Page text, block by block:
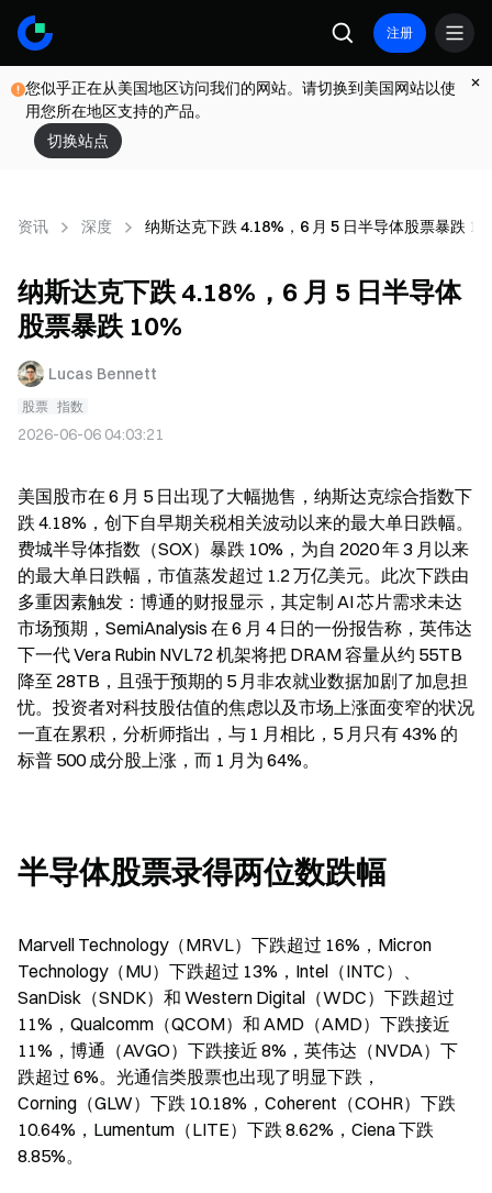
注册
您似乎正在从美国地区访问我们的网站。请切换到美国网站以使
用您所在地区支持的产品。
切换站点
资讯 深度 纳斯达克下跌 4.18%，6 月 5 日半导体股票暴跌
纳斯达克下跌 4.18%，6 月 5 日半导体
股票暴跌 10%
Lucas Bennett
股票 指数
2026-06-06 04:03:21
美国股市在 6 月 5 日出现了大幅抛售，纳斯达克综合指数下
跌 4.18%，创下自早期关税相关波动以来的最大单日跌幅。
费城半导体指数（SOX）暴跌 10%，为自 2020 年 3 月以来
的最大单日跌幅，市值蒸发超过 1.2 万亿美元。此次下跌由
多重因素触发：博通的财报显示，其定制 AI 芯片需求未达
市场预期，SemiAnalysis 在 6 月 4 日的一份报告称，英伟达
下一代 Vera Rubin NVL72 机架将把 DRAM 容量从约 55TB
降至 28TB，且强于预期的 5 月非农就业数据加剧了加息担
忧。投资者对科技股估值的焦虑以及市场上涨面变窄的状况
一直在累积，分析师指出，与 1 月相比，5 月只有 43% 的
标普 500 成分股上涨，而 1 月为 64%。
半导体股票录得两位数跌幅
Marvell Technology（MRVL）下跌超过 16%，Micron
Technology（MU）下跌超过 13%，Intel（INTC）、
SanDisk（SNDK）和 Western Digital（WDC）下跌超过
11%，Qualcomm（QCOM）和 AMD（AMD）下跌接近
11%，博通（AVGO）下跌接近 8%，英伟达（NVDA）下
跌超过 6%。光通信类股票也出现了明显下跌，
Corning（GLW）下跌 10.18%，Coherent（COHR）下跌
10.64%，Lumentum（LITE）下跌 8.62%，Ciena 下跌
8.85%。